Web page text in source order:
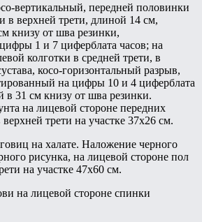
вертикальный, передней половинки
в верхней трети, длиной 14 см,
книзу от шва резинки,
1 и 7 циферблата часов; на
колготки в средней трети, в
косо-горизонтальный разрыв,
на цифры 10 и 4 циферблата
в 31 см книзу от шва резинки.
на лицевой стороне передних
трети на участке 37х26 см.
на халате. Наложение черного
рисунка, на лицевой стороне пол
на участке 47х60 см.
на лицевой стороне спинки